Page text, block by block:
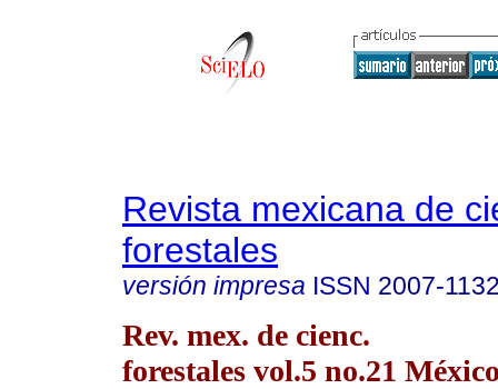
Revista mexicana de
forestales
versión impresa ISSN 2007-
Rev. mex. de cienc.
forestales vol.5 no.21